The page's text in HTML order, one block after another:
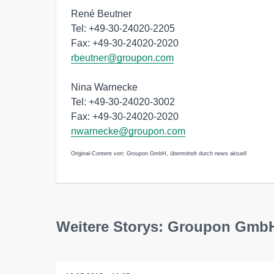
René Beutner
Tel: +49-30-24020-2205
Fax: +49-30-24020-2020
rbeutner@groupon.com
Nina Warnecke
Tel: +49-30-24020-3002
Fax: +49-30-24020-2020
nwarnecke@groupon.com
Original-Content von: Groupon GmbH, übermittelt durch news aktuell
Weitere Storys: Groupon